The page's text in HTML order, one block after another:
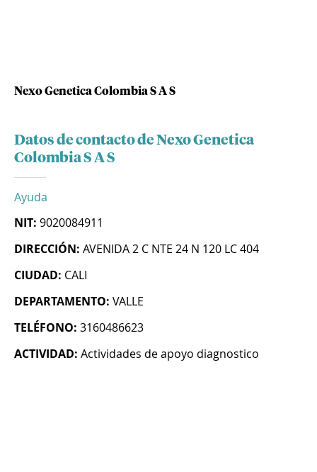
Nexo Genetica Colombia S A S
Datos de contacto de Nexo Genetica
Colombia S A S
Ayuda
NIT: 9020084911
DIRECCIÓN: AVENIDA 2 C NTE 24 N 120 LC 404
CIUDAD: CALI
DEPARTAMENTO: VALLE
TELÉFONO: 3160486623
ACTIVIDAD: Actividades de apoyo diagnostico